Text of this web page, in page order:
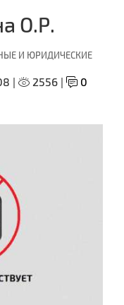
О.Р.
И ЮРИДИЧЕСКИЕ
| 2556 | 0